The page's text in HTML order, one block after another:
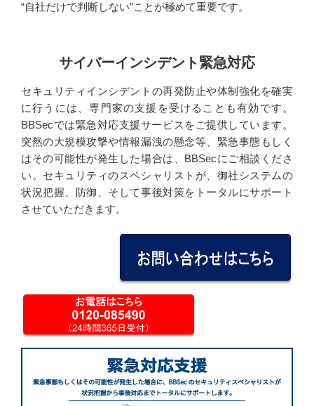
“自社だけで判断しない”ことが極めて重要です。
サイバーインシデント緊急対応
セキュリティインシデントの再発防止や体制強化を確実
に行うには、専門家の支援を受けることも有効です。
BBSecでは緊急対応支援サービスをご提供しています。
突然の大規模攻撃や情報漏洩の懸念等、緊急事態もしく
はその可能性が発生した場合は、BBSecにご相談くださ
い。セキュリティのスペシャリストが、御社システムの
状況把握、防御、そして事後対策をトータルにサポート
させていただきます。